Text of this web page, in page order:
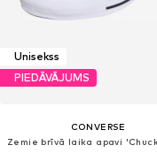
Unisekss
PIEDĀVĀJUMS
CONVERSE